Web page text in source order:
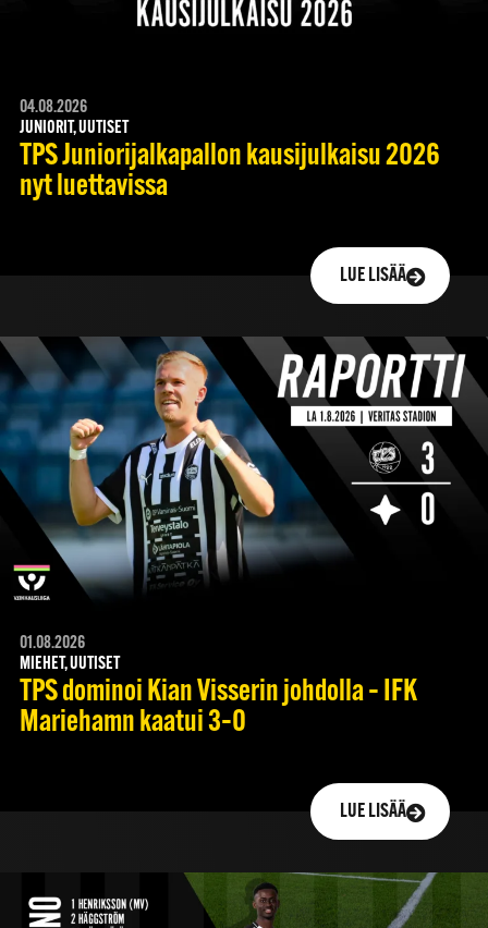
04.08.2026
JUNIORIT, UUTISET
TPS Juniorijalkapallon kausijulkaisu 2026
nyt luettavissa
LUE LISÄÄ
01.08.2026
MIEHET, UUTISET
TPS dominoi Kian Visserin johdolla – IFK
Mariehamn kaatui 3–0
LUE LISÄÄ